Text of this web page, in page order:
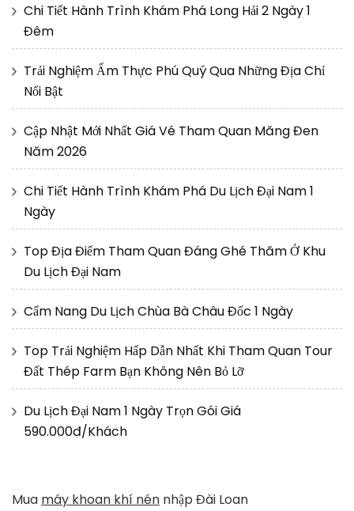
Chi Tiết Hành Trình Khám Phá Long Hải 2 Ngày 1
Đêm
Trải Nghiệm Ẩm Thực Phú Quý Qua Những Địa Chỉ
Nổi Bật
Cập Nhật Mới Nhất Giá Vé Tham Quan Măng Đen
Năm 2026
Chi Tiết Hành Trình Khám Phá Du Lịch Đại Nam 1
Ngày
Top Địa Điểm Tham Quan Đáng Ghé Thăm Ở Khu
Du Lịch Đại Nam
Cẩm Nang Du Lịch Chùa Bà Châu Đốc 1 Ngày
Top Trải Nghiệm Hấp Dẫn Nhất Khi Tham Quan Tour
Đất Thép Farm Bạn Không Nên Bỏ Lỡ
Du Lịch Đại Nam 1 Ngày Trọn Gói Giá
590.000đ/Khách
Mua máy khoan khí nén nhập Đài Loan